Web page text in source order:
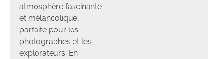
atmosphère fascinante
et mélancolique,
parfaite pour les
photographes et les
explorateurs. En